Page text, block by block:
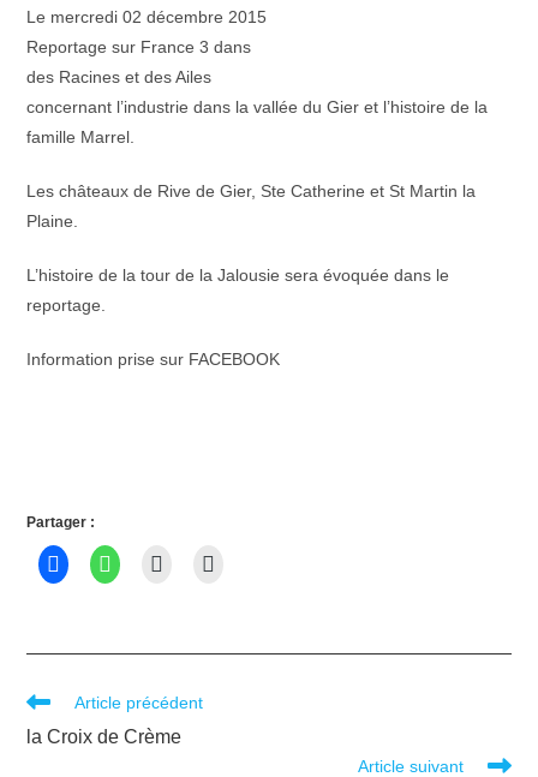
Le mercredi 02 décembre 2015
Reportage sur France 3 dans
des Racines et des Ailes
concernant l’industrie dans la vallée du Gier et l’histoire de la
famille Marrel.
Les châteaux de Rive de Gier, Ste Catherine et St Martin la
Plaine.
L’histoire de la tour de la Jalousie sera évoquée dans le
reportage.
Information prise sur FACEBOOK
Partager :
Article précédent
la Croix de Crème
Article suivant